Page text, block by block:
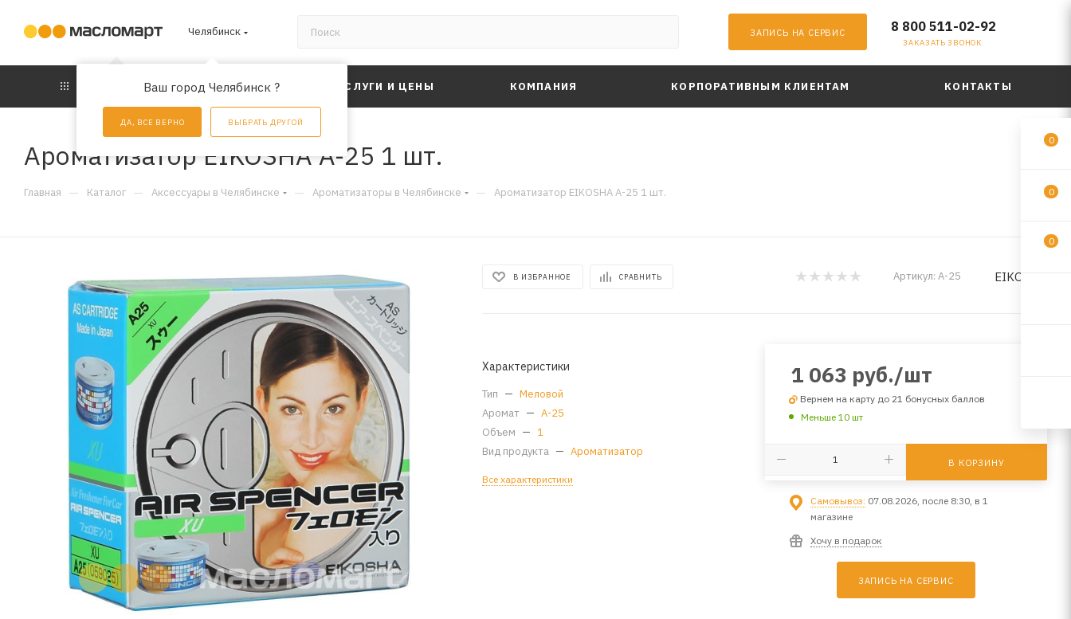
Челябинск
Ваш город Челябинск ?
ДА, ВСЕ ВЕРНО ВЫБРАТЬ ДРУГОЙ
ЗАПИСЬ НА СЕРВИС 8 800 511-02-92
ЗАКАЗАТЬ ЗВОНОК
АКЦИИ УСЛУГИ И ЦЕНЫ КОМПАНИЯ КОРПОРАТИВНЫМ КЛИЕНТАМ КОНТАКТЫ
Ароматизатор EIKOSHA A-25 1 шт.
Главная — Каталог — Аксессуары в Челябинске — Ароматизаторы в Челябинске — Ароматизатор EIKOSHA A-25 1 шт.
В ИЗБРАННОЕ СРАВНИТЬ Артикул: A-25 EIKOSHA
Характеристики
Тип — Меловой
Аромат — A-25
Объем — 1
Вид продукта — Ароматизатор
Все характеристики
1 063 руб./шт
Вернем на карту до 21 бонусных баллов
Меньше 10 шт
В КОРЗИНУ
Самовывоз: 07.08.2026, после 8:30, в 1
магазине
Хочу в подарок
ЗАПИСЬ НА СЕРВИС
0
0
0